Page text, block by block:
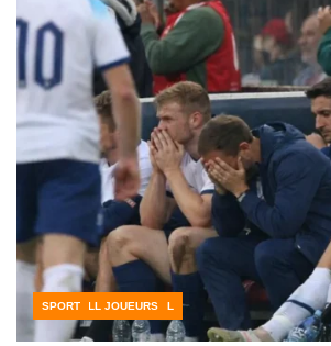
ACTUALITÉS FOOTBALL
FOOTBALL JOUEURS
SPORT